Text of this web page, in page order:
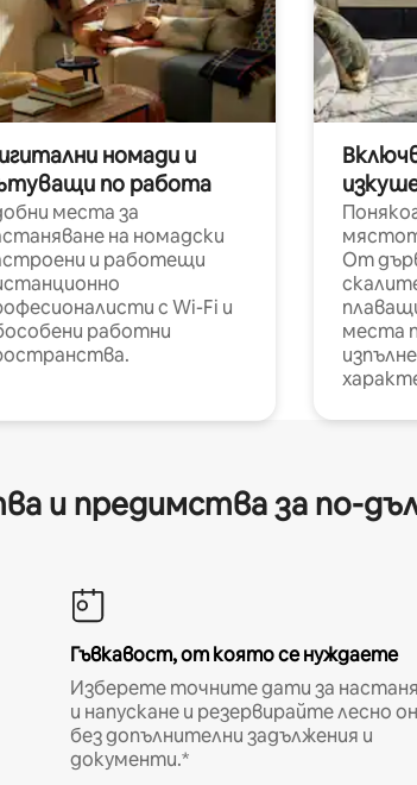
номади и
по работа
места за
на номадски
и работещи
с Wi-Fi и
работни
От
места
и предимства за по-
Гъвкавост, от която се нуждаете
Изберете точните дати за
и напускане и резервирайте лесно
без допълнителни задължения и
документи.*